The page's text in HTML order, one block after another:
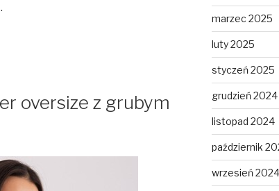
oversize z grubym
marzec 2025
luty 2025
styczeń 2025
grudzień 2024
listopad 2024
październik
wrzesień 2024